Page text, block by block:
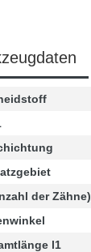
der Zähne)
l1